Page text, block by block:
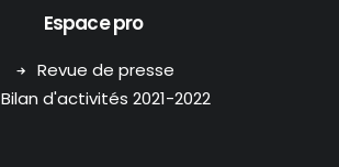
Espace pro
Revue de presse
Bilan d'activités 2021-2022